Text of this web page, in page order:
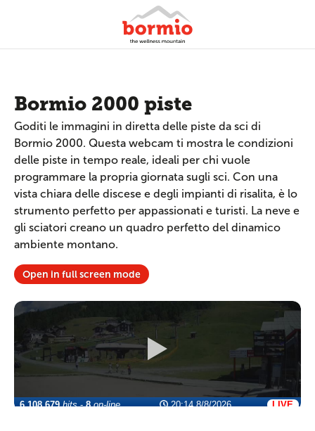
Bormio 2000 piste
Goditi le immagini in diretta delle piste da sci di
Bormio 2000. Questa webcam ti mostra le condizioni
delle piste in tempo reale, ideali per chi vuole
programmare la propria giornata sugli sci. Con una
vista chiara delle discese e degli impianti di risalita, è lo
strumento perfetto per appassionati e turisti. La neve e
gli sciatori creano un quadro perfetto del dinamico
ambiente montano.
Open in full screen mode